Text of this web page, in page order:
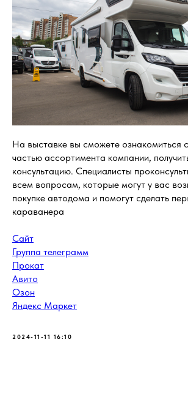
На выставке вы сможете ознакомиться
частью ассортимента компании,
консультацию. Специалисты
всем вопросам, которые могут у вас
покупке автодома и помогут сделать
караванера
Сайт
Группа телеграмм
Прокат
Авито
Озон
Яндекс Маркет
2024-11-11 16:10